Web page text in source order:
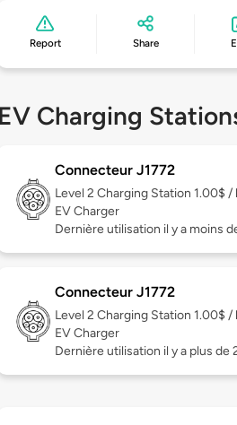
Report Share
EV Charging
Connecteur J1772
Level 2 Charging Station 1.00$ /
EV Charger
Dernière utilisation il y a moins
Connecteur J1772
Level 2 Charging Station 1.00$ /
EV Charger
Dernière utilisation il y a plus de